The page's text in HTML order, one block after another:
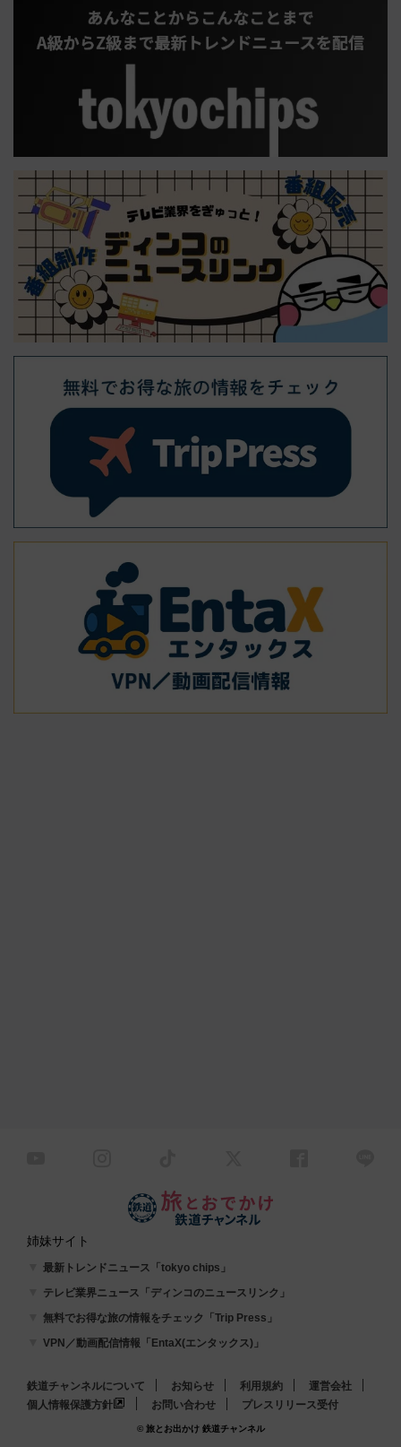
姉妹サイト
最新トレンドニュース「tokyo chips」
テレビ業界ニュース「ディンコのニュースリンク」
無料でお得な旅の情報をチェック「Trip Press」
VPN／動画配信情報「EntaX(エンタックス)」
鉄道チャンネルについて お知らせ 利用規約
運営会社
個人情報保護方針
お問い合わせ プレスリリース受付
© 旅とお出かけ 鉄道チャンネル